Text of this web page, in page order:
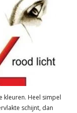
kleuren. Heel simpel
schijnt, dan